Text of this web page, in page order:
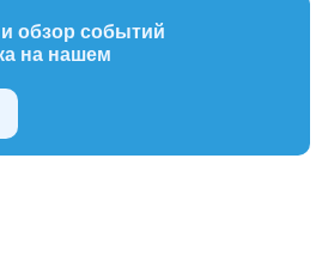
обзор событий
на нашем